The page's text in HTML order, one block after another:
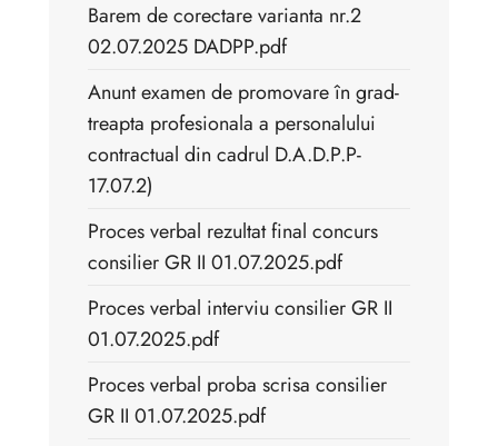
Barem de corectare varianta nr.2
02.07.2025 DADPP.pdf
Anunt examen de promovare în grad-
treapta profesionala a personalului
contractual din cadrul D.A.D.P.P-
17.07.2)
Proces verbal rezultat final concurs
consilier GR II 01.07.2025.pdf
Proces verbal interviu consilier GR II
01.07.2025.pdf
Proces verbal proba scrisa consilier
GR II 01.07.2025.pdf